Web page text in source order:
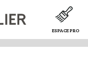
ESPACE PRO